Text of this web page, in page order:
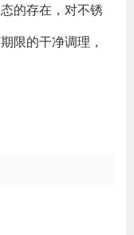
的存在，对不锈
限的干净调理，